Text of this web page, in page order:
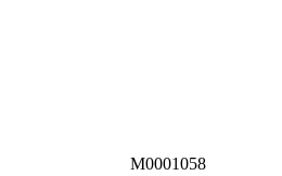
M0001058